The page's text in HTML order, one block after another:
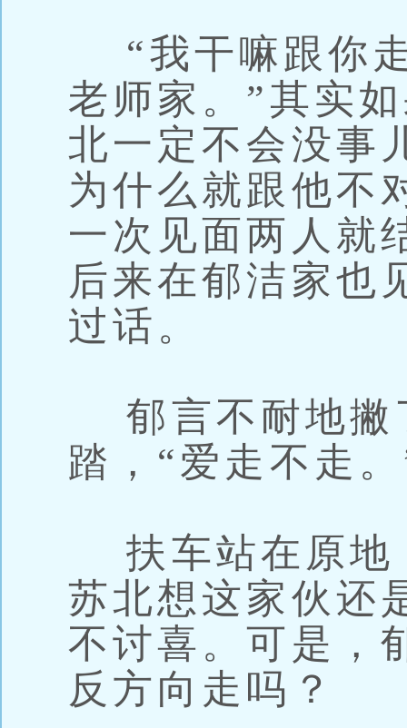
“我干嘛跟你
老师家。”其实
北一定不会没事
为什么就跟他不
一次见面两人就
后来在郁洁家也
过话。
郁言不耐地撇
踏，“爱走不走
扶车站在原地
苏北想这家伙还
不讨喜。可是，
反方向走吗？